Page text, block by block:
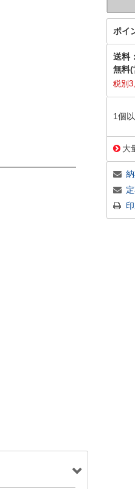
ポイ
送料：
無料(
税別
1個
大